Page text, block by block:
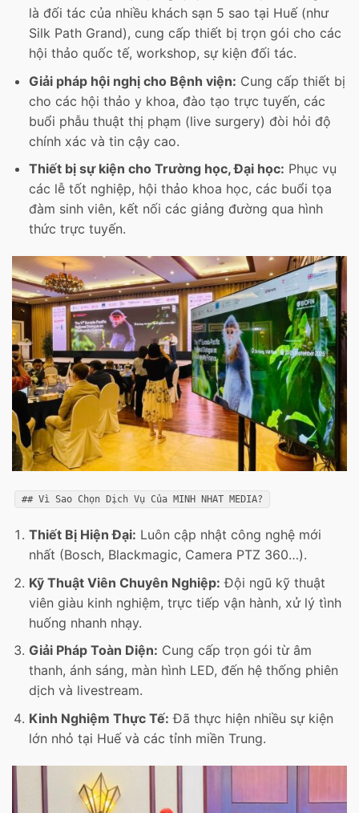
là đối tác của nhiều khách sạn 5 sao tại Huế (như
Silk Path Grand), cung cấp thiết bị trọn gói cho các
hội thảo quốc tế, workshop, sự kiện đối tác.
Giải pháp hội nghị cho Bệnh viện: Cung cấp thiết bị
cho các hội thảo y khoa, đào tạo trực tuyến, các
buổi phẫu thuật thị phạm (live surgery) đòi hỏi độ
chính xác và tin cậy cao.
Thiết bị sự kiện cho Trường học, Đại học: Phục vụ
các lễ tốt nghiệp, hội thảo khoa học, các buổi tọa
đàm sinh viên, kết nối các giảng đường qua hình
thức trực tuyến.
## Vì Sao Chọn Dịch Vụ Của MINH NHAT MEDIA?
Thiết Bị Hiện Đại: Luôn cập nhật công nghệ mới
nhất (Bosch, Blackmagic, Camera PTZ 360…).
Kỹ Thuật Viên Chuyên Nghiệp: Đội ngũ kỹ thuật
viên giàu kinh nghiệm, trực tiếp vận hành, xử lý tình
huống nhanh nhạy.
Giải Pháp Toàn Diện: Cung cấp trọn gói từ âm
thanh, ánh sáng, màn hình LED, đến hệ thống phiên
dịch và livestream.
Kinh Nghiệm Thực Tế: Đã thực hiện nhiều sự kiện
lớn nhỏ tại Huế và các tỉnh miền Trung.